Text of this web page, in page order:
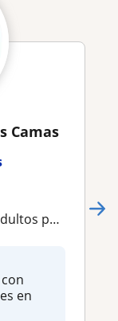
Camas
o mejorar
en